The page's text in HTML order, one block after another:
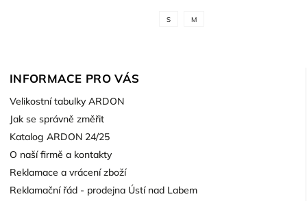
S M
INFORMACE PRO VÁS
Velikostní tabulky ARDON
Jak se správně změřit
Katalog ARDON 24/25
O naší firmě a kontakty
Reklamace a vrácení zboží
Reklamační řád - prodejna Ústí nad Labem